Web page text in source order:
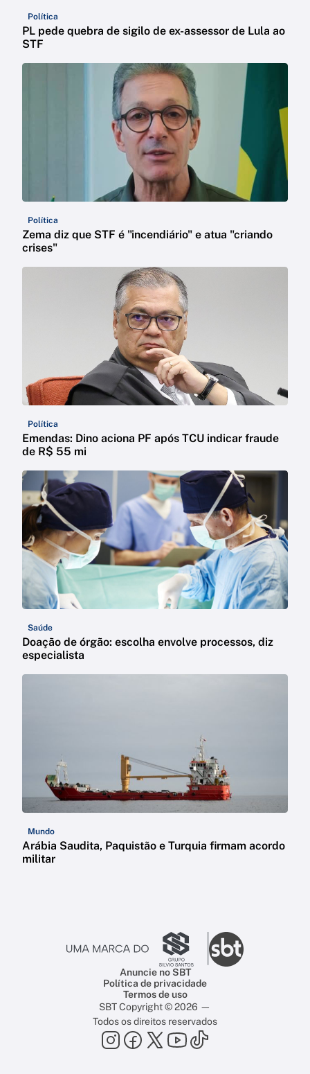
Política
PL pede quebra de sigilo de ex-assessor de Lula ao
STF
Política
Zema diz que STF é "incendiário" e atua "criando
crises"
Política
Emendas: Dino aciona PF após TCU indicar fraude
de R$ 55 mi
Saúde
Doação de órgão: escolha envolve processos, diz
especialista
Mundo
Arábia Saudita, Paquistão e Turquia firmam acordo
militar
Anuncie no SBT
Política de privacidade
Termos de uso
SBT Copyright © 2026 —
Todos os direitos reservados